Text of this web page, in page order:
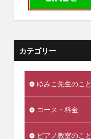
カテゴリー
ゆみこ先生のこと
コース・料金
ピアノ教室のこと